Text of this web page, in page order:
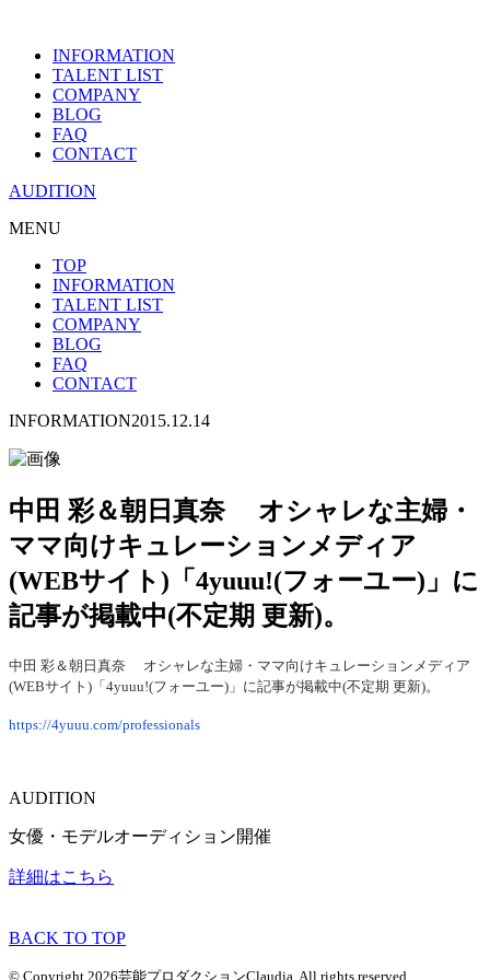
INFORMATION
TALENT LIST
COMPANY
BLOG
FAQ
CONTACT
AUDITION
MENU
TOP
INFORMATION
TALENT LIST
COMPANY
BLOG
FAQ
CONTACT
INFORMATION2015.12.14
中田 彩＆朝日真奈 オシャレな主婦・
ママ向けキュレーションメディア
(WEBサイト)「4yuuu!(フォーユー)」に
記事が掲載中(不定期 更新)。
中田 彩＆朝日真奈 オシャレな主婦・ママ向けキュレーションメディア
(WEBサイト)「4yuuu!(フォーユー)」に記事が掲載中(不定期 更新)。
https://4yuuu.com/professionals
AUDITION
女優・モデルオーディション開催
詳細はこちら
BACK TO TOP
© Copyright 2026芸能プロダクションClaudia. All rights reserved.